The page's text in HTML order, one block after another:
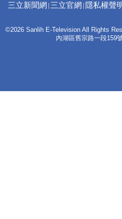
三立新聞網 三立官網 隱私權聲
©2026 Sanlih E-Television All Rights
內湖區舊宗路一段159